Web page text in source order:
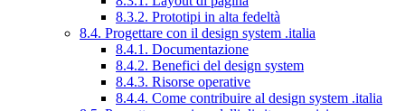
8.3.2. Prototipi in alta fedeltà
8.4. Progettare con il design system .italia
8.4.1. Documentazione
8.4.2. Benefici del design system
8.4.3. Risorse operative
8.4.4. Come contribuire al design system .italia